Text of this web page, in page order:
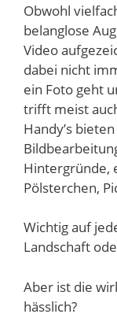
Obwohl
belanglose
Video
dabei nicht
ein Foto geht
trifft meist
Handy’s
Hintergründe,
Pölsterchen,
Wichtig auf
Landschaft
Aber ist die
hässlich?